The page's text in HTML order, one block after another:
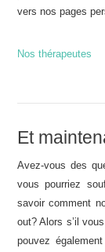
vers nos pages
Nos thérapeutes
Et
Avez-vous des
vous pourriez
savoir comment
out? Alors s’il
pouvez